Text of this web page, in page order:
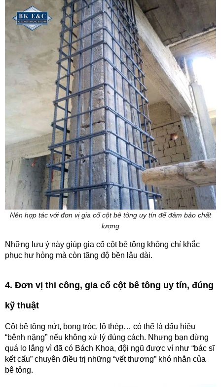
Nên hợp tác với đơn vị gia cố cột bê tông uy tín để đảm bảo chất
lượng
Những lưu ý này giúp gia cố cột bê tông không chỉ khắc
phục hư hỏng mà còn tăng độ bền lâu dài.
4. Đơn vị thi công, gia cố cột bê tông uy tín, đúng
kỹ thuật
Cột bê tông nứt, bong tróc, lộ thép… có thể là dấu hiệu
“bệnh nặng” nếu không xử lý đúng cách. Nhưng bạn đừng
quá lo lắng vì đã có Bách Khoa, đội ngũ được ví như “bác sĩ
kết cấu” chuyên điều trị những “vết thương” khó nhằn của
bê tông.